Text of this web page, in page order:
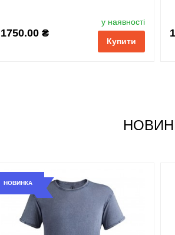
1750.00 ₴
у наявності
Купити
Чорний
порівняння купити в 1 клік
НОВИНКА